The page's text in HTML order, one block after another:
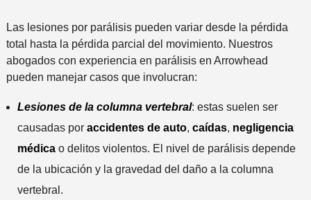
Las lesiones por parálisis pueden variar desde la pérdida
total hasta la pérdida parcial del movimiento. Nuestros
abogados con experiencia en parálisis en Arrowhead
pueden manejar casos que involucran:
Lesiones de la columna vertebral: estas suelen ser
causadas por accidentes de auto, caídas, negligencia
médicao delitos violentos. El nivel de parálisis depende
de la ubicación y la gravedad del daño a la columna
vertebral.